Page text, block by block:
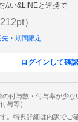
い&LINEと連携で
pt）
先・期間限定
ログインして確認
の付与数・付与率が少な
与等）
。特典詳細は内訳でご